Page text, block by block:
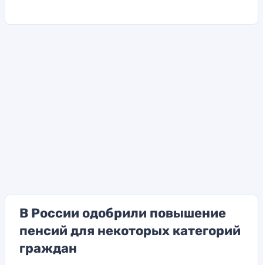
В России одобрили повышение
пенсий для некоторых категорий
граждан